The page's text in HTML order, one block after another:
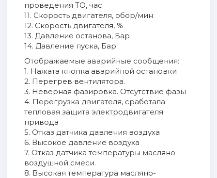
проведения ТО, час
11. Скорость двигателя, обор/мин
12. Скорость двигателя, %
13. Давление останова, Бар
14. Давление пуска, Бар
Отображаемые аварийные сообщения:
1. Нажата кнопка аварийной остановки
2. Перегрев вентилятора.
3. Неверная фазировка. Отсутствие фазы
4. Перегрузка двигателя, сработала
тепловая защита электродвигателя
привода
5. Отказ датчика давления воздуха
6. Высокое давление воздуха
7. Отказ датчика температуры масляно-
воздушной смеси.
8. Высокая температура масляно-